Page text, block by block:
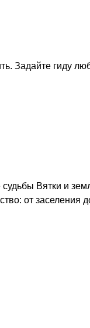
Задайте гиду
судьбы Вятки и
от